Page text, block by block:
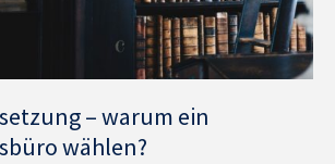
– warum ein
wählen?